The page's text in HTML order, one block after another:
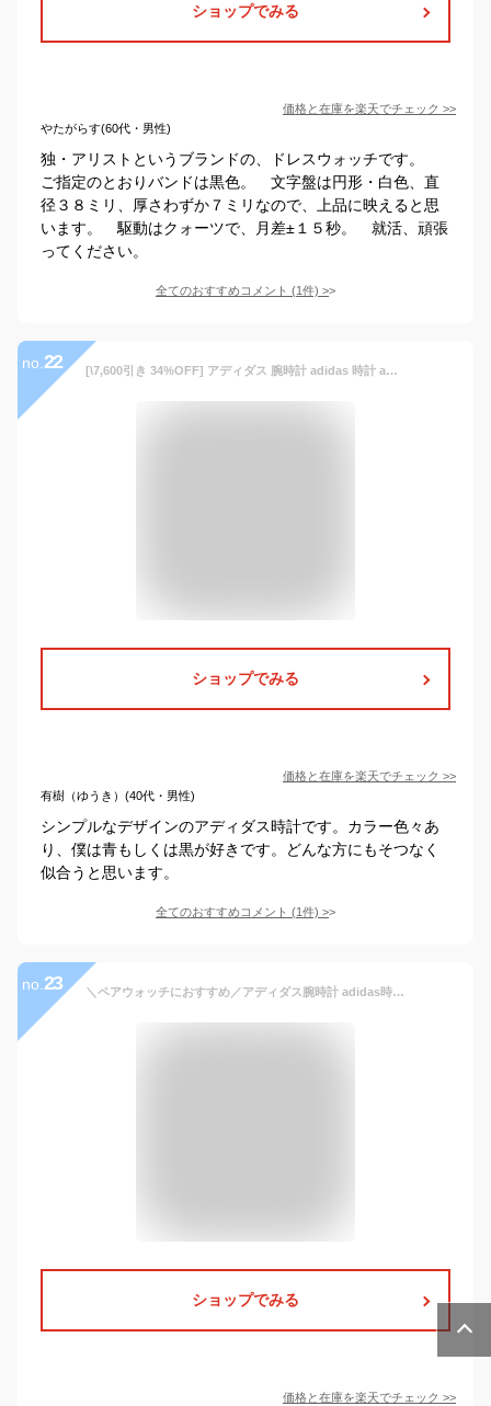
ショップでみる
価格と在庫を楽天でチェック >>
やたがらす(60代・男性)
独・アリストというブランドの、ドレスウォッチです。
ご指定のとおりバンドは黒色。 文字盤は円形・白色、直
径３８ミリ、厚さわずか７ミリなので、上品に映えると思
います。 駆動はクォーツで、月差±１５秒。 就活、頑張
ってください。
全てのおすすめコメント (1件) >
no. 22 [\7,600引き 34%OFF] アディダス 腕時計 adidas 時計 adidas腕時計 アディダス時計 ディストリクトエム1 DISTRICT_M1 メンズ レディース ゴールド Z04-502-00 人気 お洒落 流行 ブランド ラウンド シンプル アナログ ストリート プレゼント ギフト 新社会人
ショップでみる
価格と在庫を楽天でチェック >>
有樹（ゆうき）(40代・男性)
シンプルなデザインのアディダス時計です。カラー色々あ
り、僕は青もしくは黒が好きです。どんな方にもそつなく
似合うと思います。
全てのおすすめコメント (1件) >
no. 23 ＼ペアウォッチにおすすめ／アディダス腕時計 adidas時計 adidas 腕時計 レディース ブランド 革ベルト おしゃれ アディダス 時計 ディストリクトエル1 DISTRICT_L1 カップル 夫婦 大学生 メンズ [ 就活時計 レザー ] 新生活 プレゼント ギフト
ショップでみる
価格と在庫を楽天でチェック >>